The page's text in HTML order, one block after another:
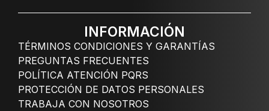
INFORMACIÓN
TÉRMINOS CONDICIONES Y GARANTÍAS
PREGUNTAS FRECUENTES
POLÍTICA ATENCIÓN PQRS
PROTECCIÓN DE DATOS PERSONALES
TRABAJA CON NOSOTROS